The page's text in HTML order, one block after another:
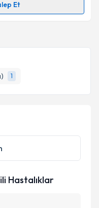
1
Et
e-posta ile
ilişkin
verilerimin belirtilen
Hastalıklar